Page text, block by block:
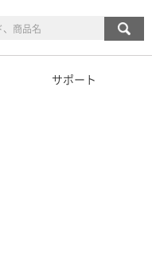
マイページ
カート
サポート